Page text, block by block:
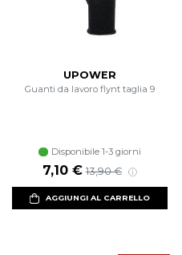
UPOWER
Guanti da lavoro flynt taglia 9
Disponibile 1-3 giorni
Prezzo scontato
7,10 € Prezzo di listino
13,90 €
AGGIUNGI AL CARRELLO